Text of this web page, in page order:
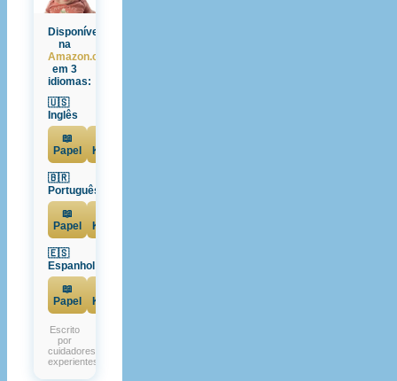
Disponível
na
Amazon.com.br
em 3
idiomas:
🇺🇸
Inglês
📖
Papel
Kindle
🇧🇷
Português
📖
Papel
Kindle
🇪🇸
Espanhol
📖
Papel
Kindle
Escrito
por
cuidadores
experientes